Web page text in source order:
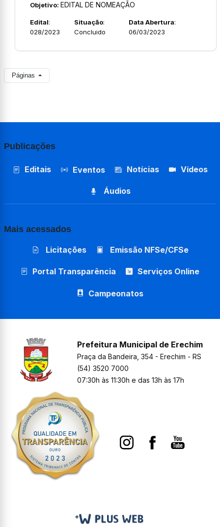
Objetivo: EDITAL DE NOMEAÇÃO
Edital:
028/2023
Situação:
Concluido
Data Abertura:
06/03/2023
Páginas
Publicações
Editais Eventos Notícias Vídeos
Áudios
Mais acessados
Licitações Emissão NFSe/CFSe
Portal Transparência Serviços Online
Campeonatos
Prefeitura Municipal de Erechim
Praça da Bandeira, 354 - Erechim - RS
(54) 3520 7000
07:30h às 11:30h e das 13h às 17h